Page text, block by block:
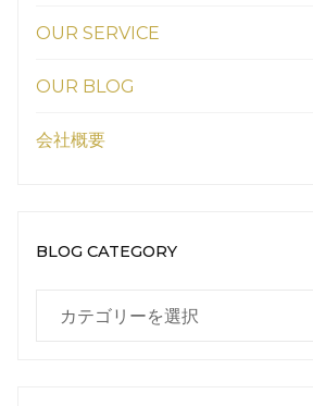
OUR SERVICE
OUR BLOG
会社概要
BLOG CATEGORY